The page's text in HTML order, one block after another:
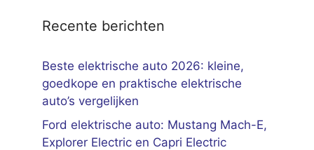
Recente berichten
Beste elektrische auto 2026: kleine,
goedkope en praktische elektrische
auto’s vergelijken
Ford elektrische auto: Mustang Mach-E,
Explorer Electric en Capri Electric